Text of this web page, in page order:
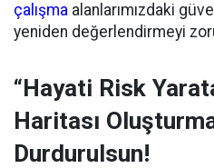
çalışma alanlarımızdaki
yeniden değerlendirmeyi
“Hayati Risk
Haritası
Durdurulsun!